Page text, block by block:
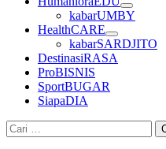
kabarUMBY
HealthCARE
kabarSARDJITO
DestinasiRASA
ProBISNIS
SportBUGAR
SiapaDIA
Cari
untuk: